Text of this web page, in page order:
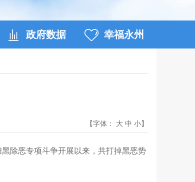
政府数据 幸福永州
【字体： 大 中 小】
除恶专项斗争开展以来，共打掉黑恶势